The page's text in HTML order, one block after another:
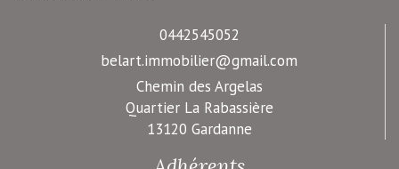
0442545052
belart.immobilier@gmail.com
Chemin des Argelas
Quartier La Rabassière
13120 Gardanne